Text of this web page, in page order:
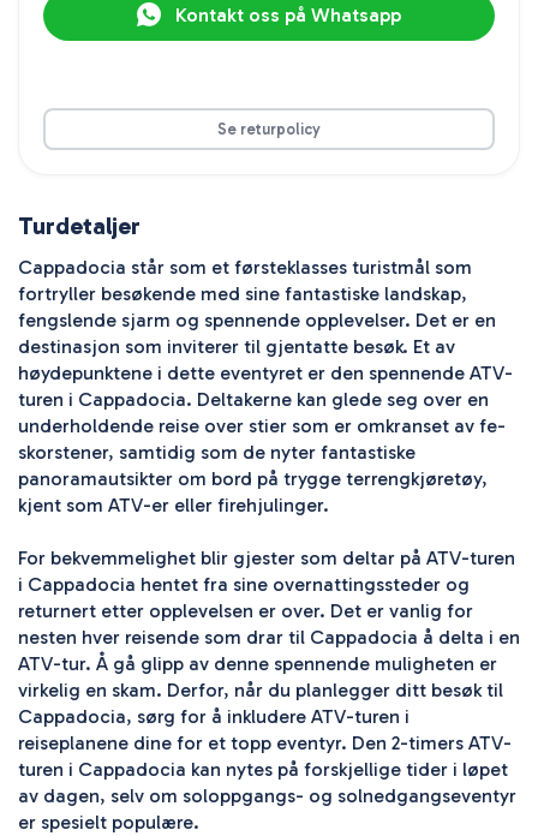
Kontakt oss på Whatsapp
Se returpolicy
Turdetaljer
Cappadocia står som et førsteklasses turistmål som
fortryller besøkende med sine fantastiske landskap,
fengslende sjarm og spennende opplevelser. Det er en
destinasjon som inviterer til gjentatte besøk. Et av
høydepunktene i dette eventyret er den spennende ATV-
turen i Cappadocia. Deltakerne kan glede seg over en
underholdende reise over stier som er omkranset av fe-
skorstener, samtidig som de nyter fantastiske
panoramautsikter om bord på trygge terrengkjøretøy,
kjent som ATV-er eller firehjulinger.
For bekvemmelighet blir gjester som deltar på ATV-turen
i Cappadocia hentet fra sine overnattingssteder og
returnert etter opplevelsen er over. Det er vanlig for
nesten hver reisende som drar til Cappadocia å delta i en
ATV-tur. Å gå glipp av denne spennende muligheten er
virkelig en skam. Derfor, når du planlegger ditt besøk til
Cappadocia, sørg for å inkludere ATV-turen i
reiseplanene dine for et topp eventyr. Den 2-timers ATV-
turen i Cappadocia kan nytes på forskjellige tider i løpet
av dagen, selv om soloppgangs- og solnedgangseventyr
er spesielt populære.